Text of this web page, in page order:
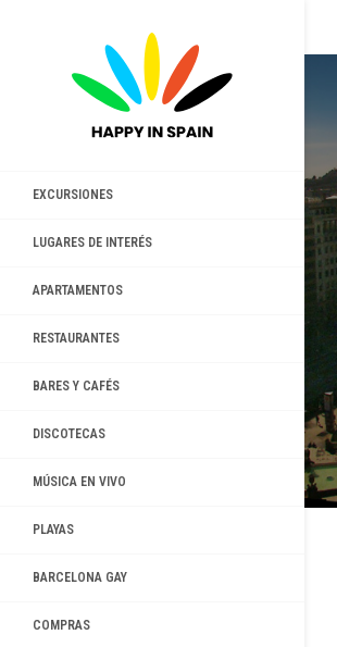
EXCURSIONES
LUGARES DE INTERÉS
APARTAMENTOS
RESTAURANTES
BARES Y CAFÉS
DISCOTECAS
MÚSICA EN VIVO
PLAYAS
BARCELONA GAY
COMPRAS